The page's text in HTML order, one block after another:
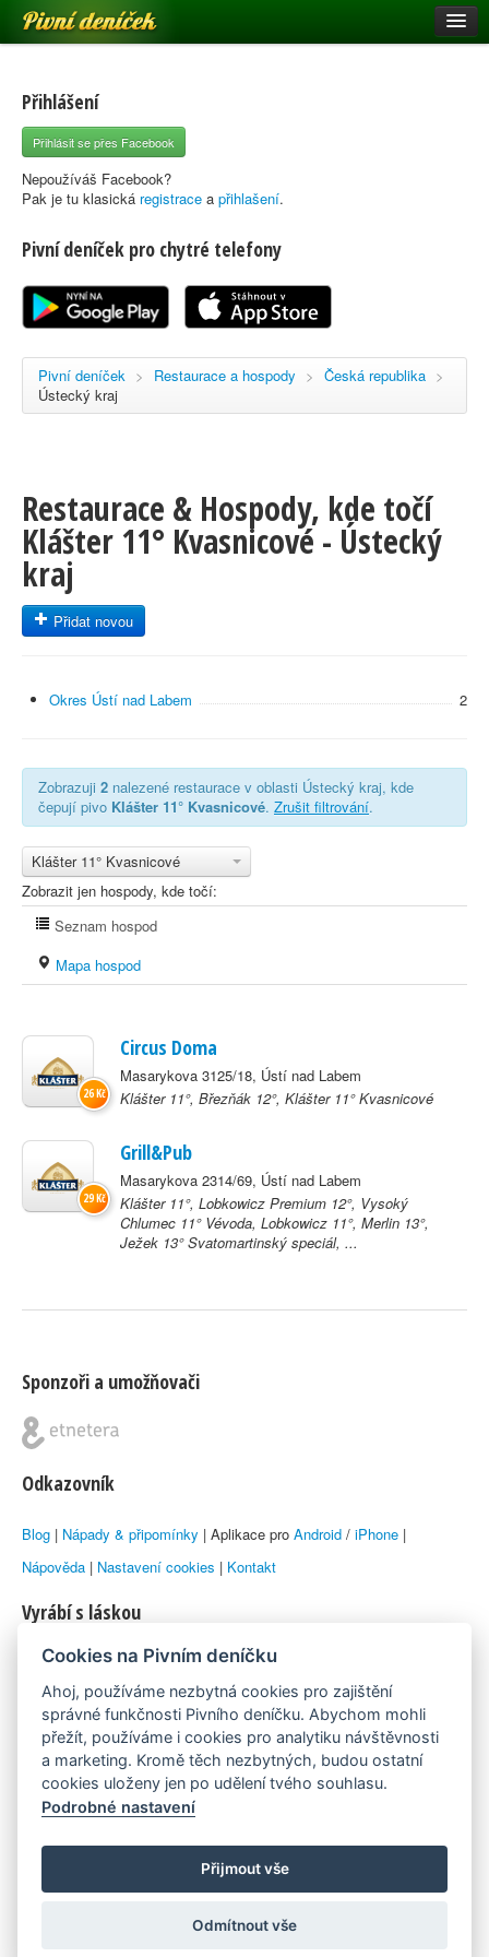
Pivní deníček
Pivní mapa
Pivní značky
Nápověda
Registrace
Přihlášení
Přihlásit se přes Facebook
Nepoužíváš Facebook?
Pak je tu klasická registrace a přihlašení.
Pivní deníček pro chytré telefony
Pivní deníček > Restaurace a hospody > Česká republika >
Ústecký kraj
Restaurace & Hospody, kde točí
Klášter 11° Kvasnicové - Ústecký
kraj
Přidat novou
Okres Ústí nad Labem 2
Zobrazuji 2 nalezené restaurace v oblasti Ústecký kraj, kde
čepují pivo Klášter 11° Kvasnicové. Zrušit filtrování.
Klášter 11° Kvasnicové
Zobrazit jen hospody, kde točí:
Seznam hospod
Mapa hospod
Circus Doma
Masarykova 3125/18, Ústí nad Labem
Klášter 11°, Březňák 12°, Klášter 11° Kvasnicové
26 Kč
Grill&Pub
Masarykova 2314/69, Ústí nad Labem
Klášter 11°, Lobkowicz Premium 12°, Vysoký
Chlumec 11° Vévoda, Lobkowicz 11°, Merlin 13°,
Ježek 13° Svatomartinský speciál, ...
29 Kč
Sponzoři a umožňovači
Odkazovník
Blog | Nápady & připomínky | Aplikace pro Android / iPhone |
Nápověda | Nastavení cookies | Kontakt
Vyrábí s láskou
© 2010–2026 byLukáš Zemanaka Emka
Máme rádi
Pivní.info
Poznámka pod čarou
Pivní deníček je nezávislý zdroj, který není spjat s žádným
konkrétním pivovarem ani restaurací. Názory uživatelů nemusí nutně
reprezentovat názory tvůrců Deníčku.
Cookies na Pivním deníčku
Ahoj, používáme nezbytná cookies pro zajištění
správné funkčnosti Pivního deníčku. Abychom mohli
přežít, používáme i cookies pro analytiku návštěvnosti
a marketing. Kromě těch nezbytných, budou ostatní
cookies uloženy jen po udělení tvého souhlasu.
Podrobné nastavení
Přijmout vše
Odmítnout vše